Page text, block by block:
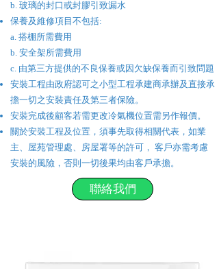
b. 玻璃的封口或封膠引致漏水
保養及維修項目不包括:
a. 搭棚所需費用
b. 安全架所需費用
c. 由第三方提供的不良保養或因欠缺保養而引致問題
安裝工程由政府認可之小型工程承建商承辦及直接承
擔一切之安裝責任及第三者保險。
安裝完成後顧客若需更改冷氣機位置需另作報價。
關於安裝工程及位置，須事先取得相關代表，如業
主、屋苑管理處、房屋署等的許可， 客戶亦需考慮
安裝的風險，否則一切後果均由客戶承擔。
聯絡我們